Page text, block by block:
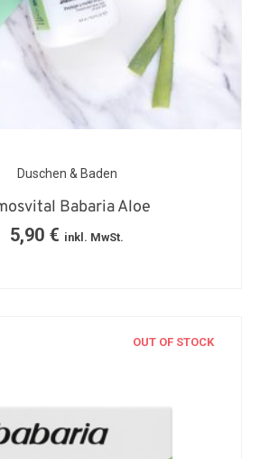
Duschen & Baden
Babaria Aloe
5,90 € inkl. MwSt.
OUT OF STOCK